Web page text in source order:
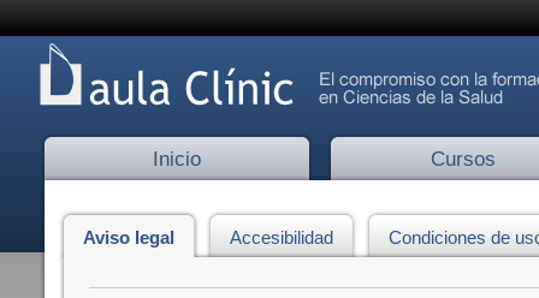
Inicio Cursos
Aviso legal Accesibilidad Condiciones de